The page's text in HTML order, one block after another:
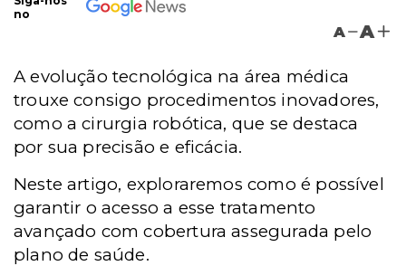
no
A A
A evolução tecnológica na área médica
trouxe consigo procedimentos inovadores,
como a cirurgia robótica, que se destaca
por sua precisão e eficácia.
Neste artigo, exploraremos como é possível
garantir o acesso a esse tratamento
avançado com cobertura assegurada pelo
plano de saúde.